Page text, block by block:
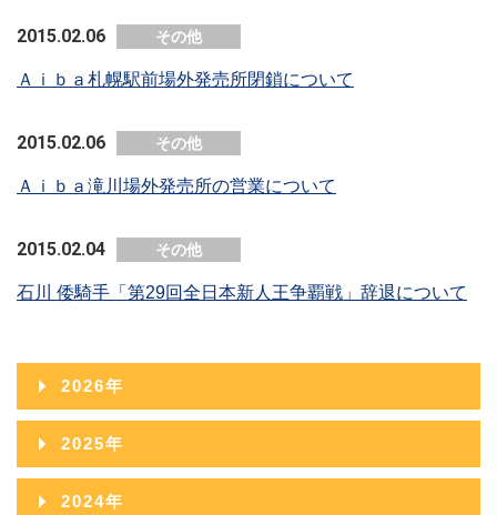
2015.02.06 その他
Ａｉｂａ札幌駅前場外発売所閉鎖について
2015.02.06 その他
Ａｉｂａ滝川場外発売所の営業について
2015.02.04 その他
石川 倭騎手「第29回全日本新人王争覇戦」辞退について
2026年
2026年08月
2026年07月
2025年
2025年12月
2024年